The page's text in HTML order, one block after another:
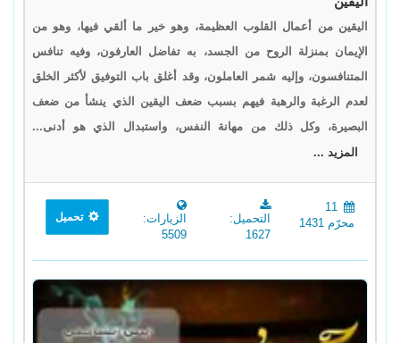
اليقين من أعمال القلوب العظيمة، وهو خير ما ألقي فيها، وهو من
الإيمان بمنزلة الروح من الجسد، به تفاضل العارفون، وفيه تنافس
المتنافسون، وإليه شمر العاملون، وقد أغلق باب التوفيق لأكثر الخلق
لعدم الرغبة والرهبة فيهم بسبب ضعف اليقين الذي ينشأ من ضعف
البصيرة، وكل ذلك من مهانة النفس، واستبدال الذي هو أدنى...
المزيد ...
11
محرّم 1431
التحميل:
1627
الزيارات:
5509
تحميل